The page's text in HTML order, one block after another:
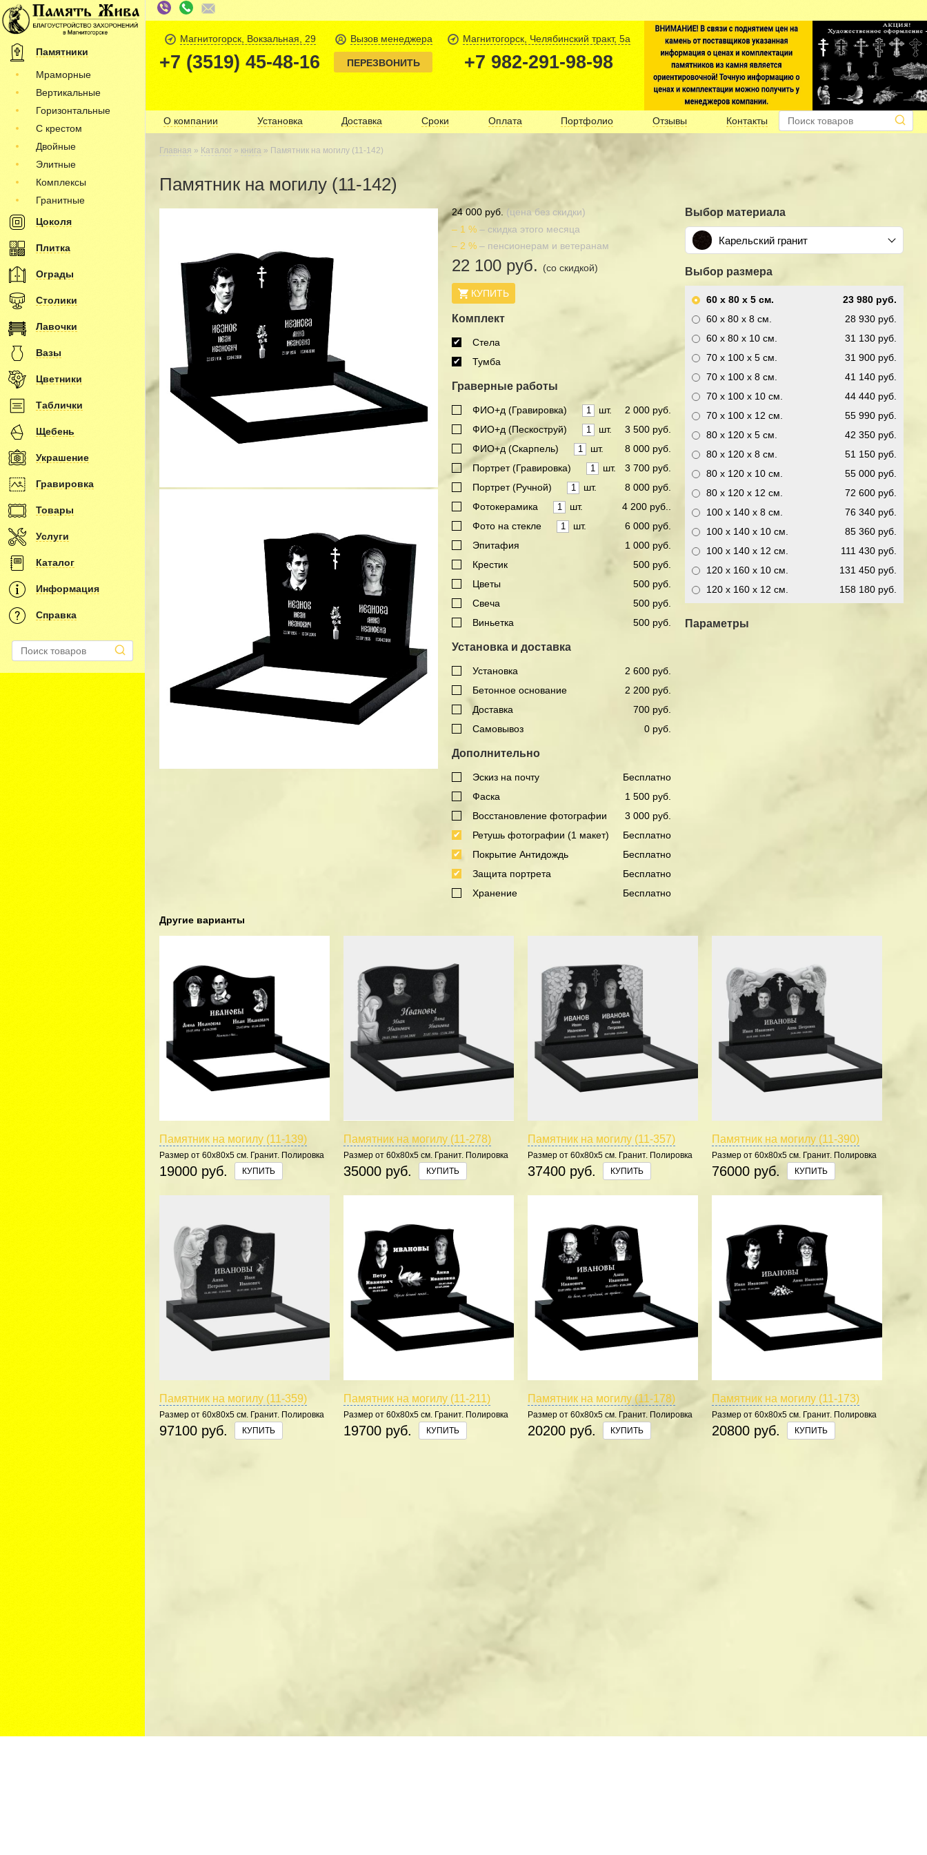
Памятники
Мраморные
Вертикальные
Горизонтальные
С крестом
Двойные
Элитные
Комплексы
Гранитные
Цоколя
Плитка
Ограды
Столики
Лавочки
Вазы
Цветники
Таблички
Щебень
Украшение
Гравировка
Товары
Услуги
Каталог
Информация
Справка
Магнитогорск, Вокзальная, 29
+7 (3519) 45-48-16
Вызов менеджера
ПЕРЕЗВОНИТЬ
Магнитогорск, Челябинский тракт, 5а
+7 982-291-98-98
О компании Установка Доставка Сроки Оплата Портфолио Отзывы Контакты
Главная » Каталог » книга » Памятник на могилу (11-142)
Памятник на могилу (11-142)
24 000 руб. (цена без скидки)
– 1 % – скидка этого месяца
– 2 % – пенсионерам и ветеранам
22 100 руб. (со скидкой)
КУПИТЬ
Комплект
Стела
Тумба
Граверные работы
2 000 руб.
ФИО+д (Гравировка)
шт.
3 500 руб.
ФИО+д (Пескоструй)
шт.
8 000 руб.
ФИО+д (Скарпель)
шт.
3 700 руб.
Портрет (Гравировка)
шт.
8 000 руб.
Портрет (Ручной)
шт.
4 200 руб..
Фотокерамика
шт.
6 000 руб.
Фото на стекле
шт.
1 000 руб.
Эпитафия
500 руб.
Крестик
500 руб.
Цветы
500 руб.
Свеча
500 руб.
Виньетка
Установка и доставка
2 600 руб.
Установка
2 200 руб.
Бетонное основание
700 руб.
Доставка
0 руб.
Самовывоз
Дополнительно
Бесплатно
Эскиз на почту
1 500 руб.
Фаска
3 000 руб.
Восстановление фотографии
Бесплатно
Ретушь фотографии (1 макет)
Бесплатно
Покрытие Антидождь
Бесплатно
Защита портрета
Бесплатно
Хранение
Выбор материала
Карельский гранит
Выбор размера
23 980 руб.
60 x 80 x 5см.
28 930 руб.
60 x 80 x 8см.
31 130 руб.
60 x 80 x 10см.
31 900 руб.
70 x 100 x 5см.
41 140 руб.
70 x 100 x 8см.
44 440 руб.
70 x 100 x 10см.
55 990 руб.
70 x 100 x 12 см.
42 350 руб.
80 x 120 x 5см.
51 150 руб.
80 x 120 x 8см.
55 000 руб.
80 x 120 x 10см.
72 600 руб.
80 x 120 x 12 см.
76 340 руб.
100 x 140 x 8см.
85 360 руб.
100 x 140 x 10см.
111 430 руб.
100 x 140 x 12 см.
131 450 руб.
120 x 160 x 10см.
158 180 руб.
120 x 160 x 12 см.
Параметры
Другие варианты
Памятник на могилу (11-139)
Размер от 60х80х5 см. Гранит. Полировка
5 сторон.
19000 руб. КУПИТЬ
Памятник на могилу (11-278)
Размер от 60х80х5 см. Гранит. Полировка
5 сторон.
35000 руб. КУПИТЬ
Памятник на могилу (11-357)
Размер от 60х80х5 см. Гранит. Полировка
5 сторон.
37400 руб. КУПИТЬ
Памятник на могилу (11-390)
Размер от 60х80х5 см. Гранит. Полировка
5 сторон.
76000 руб. КУПИТЬ
Памятник на могилу (11-359)
Размер от 60х80х5 см. Гранит. Полировка
5 сторон.
97100 руб. КУПИТЬ
Памятник на могилу (11-211)
Размер от 60х80х5 см. Гранит. Полировка
5 сторон.
19700 руб. КУПИТЬ
Памятник на могилу (11-178)
Размер от 60х80х5 см. Гранит. Полировка
5 сторон.
20200 руб. КУПИТЬ
Памятник на могилу (11-173)
Размер от 60х80х5 см. Гранит. Полировка
5 сторон.
20800 руб. КУПИТЬ